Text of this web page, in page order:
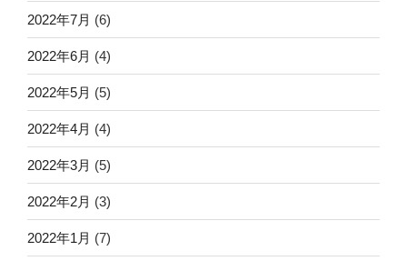
2022年7月 (6)
2022年6月 (4)
2022年5月 (5)
2022年4月 (4)
2022年3月 (5)
2022年2月 (3)
2022年1月 (7)